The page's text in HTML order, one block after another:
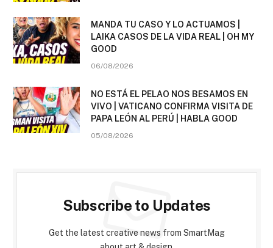
MANDA TU CASO Y LO ACTUAMOS |
LAIKA CASOS DE LA VIDA REAL | OH MY
GOOD
06/08/2026
NO ESTÁ EL PELAO NOS BESAMOS EN
VIVO | VATICANO CONFIRMA VISITA DE
PAPA LEÓN AL PERÚ | HABLA GOOD
05/08/2026
Subscribe to Updates
Get the latest creative news from SmartMag